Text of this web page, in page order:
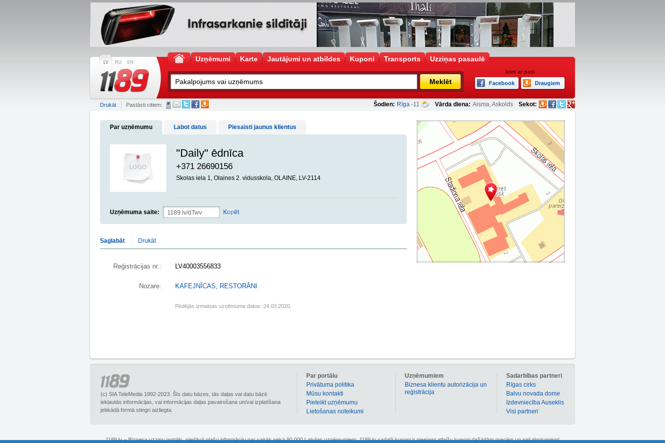
LV RU EN Uzņēmumi Karte Jautājumi un atbildes Kuponi Transports Uzziņas pasaulē
Meklēt
Ieiet ar pasi
Facebook
Draugiem
Šodien: Rīga -11 Vārda diena: Aisma, Askolds Sekot:
Drukāt Pastāsti citiem:
Par uzņēmumu Labot datus Piesaisti jaunus klientus
"Daily" ēdnīca
+371 26690156
Skolas iela 1, Olaines 2. vidusskola, OLAINE, LV-2114
Uzņēmuma saite: Kopēt
Saglabāt Drukāt
Reģistrācijas nr.: LV40003556833
Nozare: KAFEJNĪCAS, RESTORĀNI
Pēdējās izmaiņas uzņēmuma datos: 24.03.2020.
(c) SIA TeleMedia 1992-2023. Šīs datu bāzes, tās daļas vai datu bāzē
iekļautās informācijas, vai informācijas daļas pavairošana un/vai izplatīšana
jebkādā formā stingri aizliegta.
Sadarbības partneri
Rīgas cirks
Balvu novada dome
Izdevniecība Auseklis
Visi partneri
Uzņēmumiem
Biznesa klientu autorizācija un
reģistrācija
Par portālu
Privātuma politika
Mūsu kontakti
Pieteikt uzņēmumu
Lietošanas noteikumi
1189.lv – Biznesa uzziņu portāls, piedāvā plašu informāciju par vairāk nekā 90 000 Latvijas uzņēmumiem. 1189.lv sadaļā kuponi ir pieejami atlaižu kuponi dažādām precēm un pakalpojumiem!